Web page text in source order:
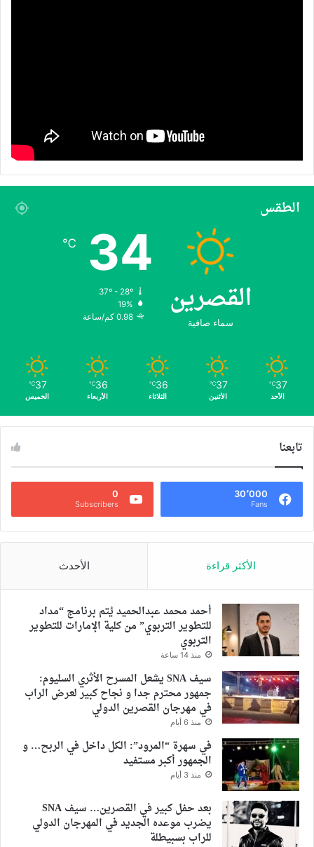
الطقس
القصرين
سماء صافية
34
℃
37º - 28º
19%
0.98 كم/ساعة
37
℃
الأحد
37
℃
الأثنين
36
℃
الثلاثاء
36
℃
الأربعاء
37
℃
الخميس
تابعنا
30٬000
Fans
0
Subscribers
الأكثر قراءة الأحدث
أحمد محمد عبدالحميد يُتم برنامج “مداد
للتطوير التربوي” من كلية الإمارات للتطوير
التربوي
منذ 14 ساعة
سيف SNA يشعل المسرح الأثري السليوم:
جمهور محترم جدا و نجاح كبير لعرض الراب
في مهرجان القصرين الدولي
منذ 6 أيام
في سهرة “المرود”: الكل داخل في الربح… و
الجمهور أكبر مستفيد
منذ 3 أيام
بعد حفل كبير في القصرين… سيف SNA
يضرب موعده الجديد في المهرجان الدولي
للراب بسبيطلة